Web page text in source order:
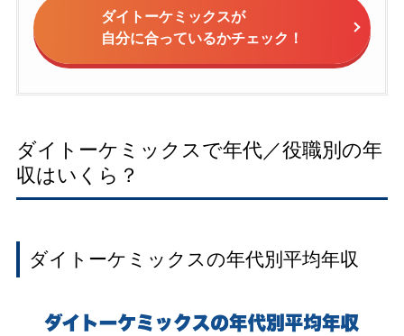
ダイトーケミックスが
自分に合っているかチェック！
ダイトーケミックスで年代／役職別の年
収はいくら？
ダイトーケミックスの年代別平均年収